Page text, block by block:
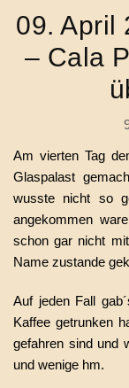
09. April
– Cala
Am vierten Tag
Glaspalast
wusste nicht so
angekommen
schon gar nicht
Name zustande
Auf jeden Fall
Kaffee getrunken
gefahren sind und
und wenige hm.